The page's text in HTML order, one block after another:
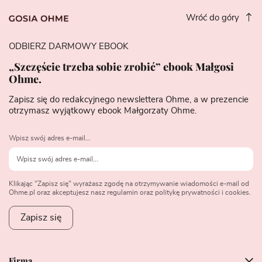
Wróć do góry
ODBIERZ DARMOWY EBOOK
„Szczęście trzeba sobie zrobić” ebook Małgosi
Ohme.
Zapisz się do redakcyjnego newslettera Ohme, a w prezencie
otrzymasz wyjątkowy ebook Małgorzaty Ohme.
Wpisz swój adres e-mail...
Klikając "Zapisz się" wyrażasz zgodę na otrzymywanie wiadomości e-mail od
Ohme.pl oraz akceptujesz nasz regulamin oraz politykę prywatności i cookies.
Zapisz się